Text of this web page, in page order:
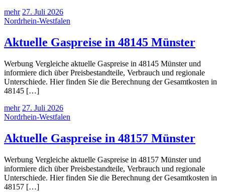
mehr 27. Juli 2026
Nordrhein-Westfalen
Aktuelle Gaspreise in 48145 Münster
Werbung Vergleiche aktuelle Gaspreise in 48145 Münster und
informiere dich über Preisbestandteile, Verbrauch und regionale
Unterschiede. Hier finden Sie die Berechnung der Gesamtkosten in
48145 […]
mehr 27. Juli 2026
Nordrhein-Westfalen
Aktuelle Gaspreise in 48157 Münster
Werbung Vergleiche aktuelle Gaspreise in 48157 Münster und
informiere dich über Preisbestandteile, Verbrauch und regionale
Unterschiede. Hier finden Sie die Berechnung der Gesamtkosten in
48157 […]